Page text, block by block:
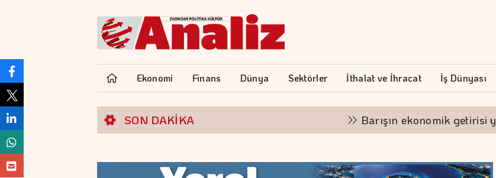
Ekonomi Finans Dünya Sektörler İthalat ve İhracat İş Dünyası
SON DAKİKA Barışın ekonomik getirisi yüksek